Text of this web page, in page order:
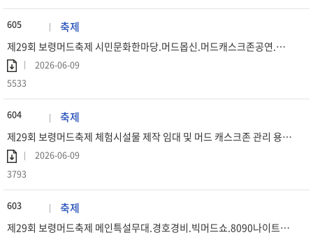
605 축제
제29회 보령머드축제 시민문화한마당.머드몹신.머드캐스크존공연.야간조명.머드온더비치 운영 용역 우선 협상대상자 공고
2026-06-09
5533
604 축제
제29회 보령머드축제 체험시설물 제작 임대 및 머드 캐스크존 관리 용역 우선 협상대상자 공고
2026-06-09
3793
603 축제
제29회 보령머드축제 메인특설무대.경호경비.빅머드쇼.8090나이트쇼 운영 용역 우선 협상대상자 공고